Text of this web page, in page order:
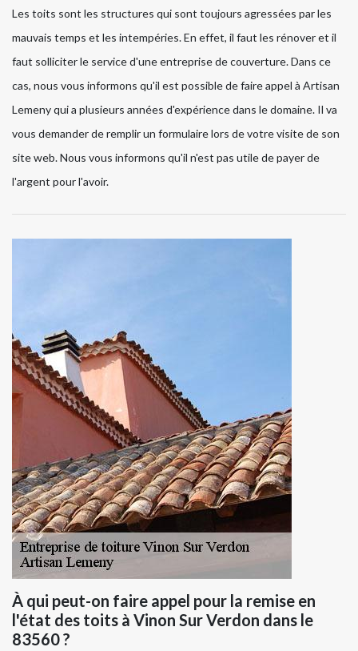
Les toits sont les structures qui sont toujours agressées par les
mauvais temps et les intempéries. En effet, il faut les rénover et il
faut solliciter le service d'une entreprise de couverture. Dans ce
cas, nous vous informons qu'il est possible de faire appel à Artisan
Lemeny qui a plusieurs années d'expérience dans le domaine. Il va
vous demander de remplir un formulaire lors de votre visite de son
site web. Nous vous informons qu'il n'est pas utile de payer de
l'argent pour l'avoir.
À qui peut-on faire appel pour la remise en
l'état des toits à Vinon Sur Verdon dans le
83560 ?